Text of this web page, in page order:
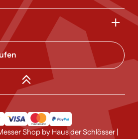
Shop by Haus der Schlösser |